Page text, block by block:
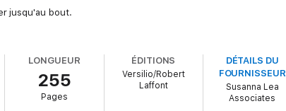
jusqu'au bout.
LONGUEUR
255
Pages
ÉDITIONS
Versilio/Robert
Laffont
DÉTAILS DU
FOURNISSEUR
Susanna Lea
Associates